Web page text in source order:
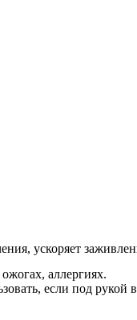
ускоряет
аллергиях.
если под рукой в